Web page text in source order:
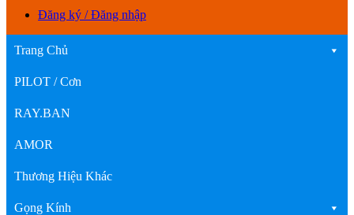
Đăng ký / Đăng nhập
Trang Chủ
PILOT / Cơn
RAY.BAN
AMOR
Thương Hiệu Khác
Gọng Kính